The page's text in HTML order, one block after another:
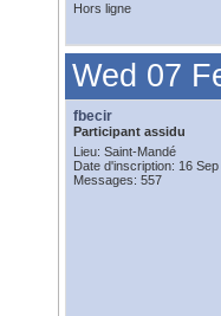
Hors ligne
Wed 07
fbecir
Participant assidu
Lieu: Saint-Mandé
Date d'inscription: 16
Messages: 557